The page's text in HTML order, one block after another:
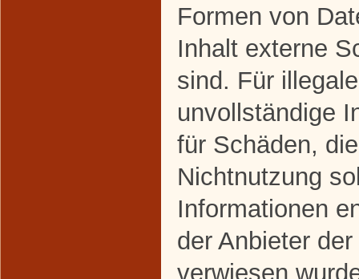
Formen von
Inhalt externe
sind. Für
unvollständige
für Schäden,
Nichtnutzung
Informationen
der Anbieter
verwiesen